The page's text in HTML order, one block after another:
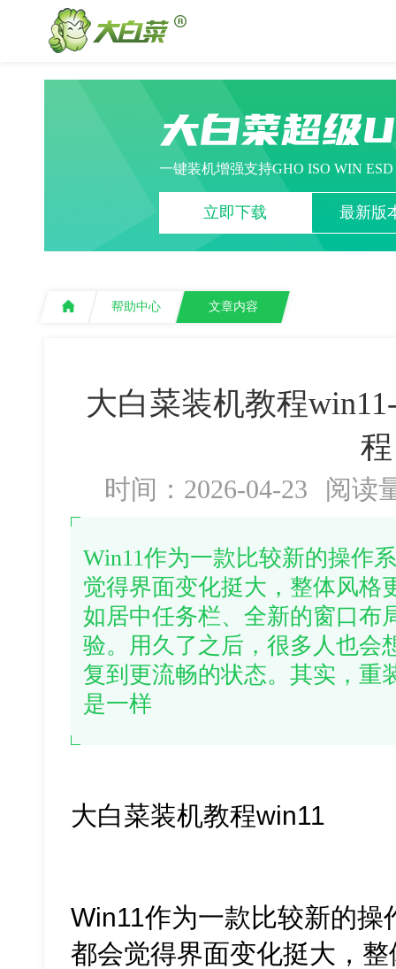
大白菜超级
一键装机增强支持GHO ISO WIN
立即下载 最新版
帮助中心 文章内容
大白菜装机教程
程
时间：2026-04-23 阅读
Win11作为一款比较新的操作
觉得界面变化挺大，整体风格
如居中任务栏、全新的窗口布
验。用久了之后，很多人也会
复到更流畅的状态。其实，重
是一样
大白菜装机教程win11
Win11作为一款比较新的
都会觉得界面变化挺大，